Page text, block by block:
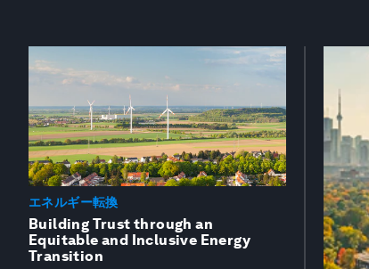
エネルギー転換
Building Trust through an
Equitable and Inclusive Energy
Transition